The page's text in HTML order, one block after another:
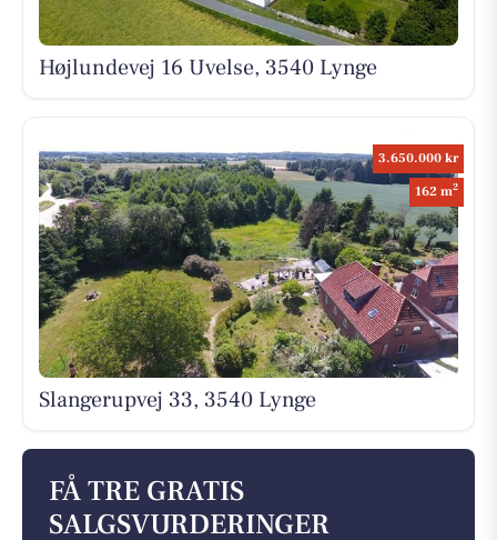
Højlundevej 16 Uvelse, 3540 Lynge
3.650.000 kr
162 m2
Slangerupvej 33, 3540 Lynge
FÅ TRE GRATIS
SALGSVURDERINGER